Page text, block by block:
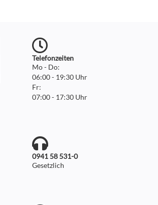
Telefonzeiten
Mo - Do:
06:00 - 19:30 Uhr
Fr:
07:00 - 17:30 Uhr
0941 58 531-0
Gesetzlich